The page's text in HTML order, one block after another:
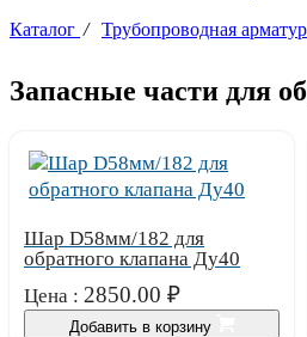
Каталог / Трубопроводная
Запасные части для
Шар D58мм/182 для
обратного клапана Ду40
Цена : 2850.00 ₽
Добавить в корзину